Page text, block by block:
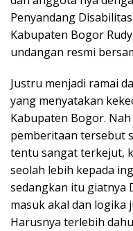
Penyandang
Kabupaten Bogor
undangan resmi
Justru menjadi ramai
yang menyatakan
Kabupaten Bogor.
pemberitaan tersebut
tentu sangat terkejut,
seolah lebih kepada
sedangkan itu giatnya
masuk akal dan logika
Harusnya terlebih